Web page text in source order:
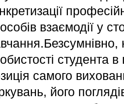
взаємодії у
студента
самого
його